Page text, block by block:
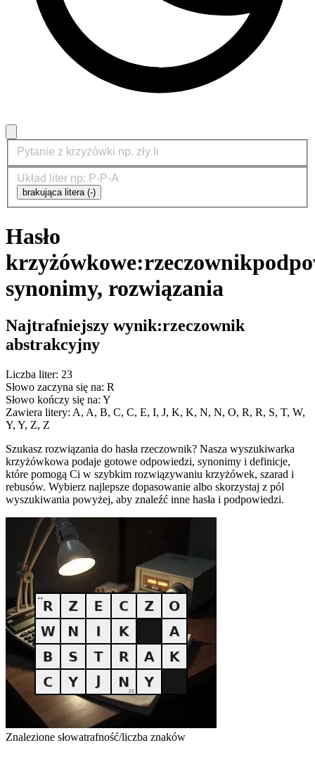
brakująca litera (-)
Hasło
krzyżówkowe:rzeczownik
synonimy, rozwiązania
Najtrafniejszy wynik:rzeczownik
abstrakcyjny
Liczba liter: 23
Słowo zaczyna się na: R
Słowo kończy się na: Y
Zawiera litery: A, A, B, C, C, E, I, J, K, K, N, N, O, R, R, S, T, W,
Y, Y, Z, Z
Szukasz rozwiązania do hasła rzeczownik? Nasza wyszukiwarka
krzyżówkowa podaje gotowe odpowiedzi, synonimy i definicje,
które pomogą Ci w szybkim rozwiązywaniu krzyżówek, szarad i
rebusów. Wybierz najlepsze dopasowanie albo skorzystaj z pól
wyszukiwania powyżej, aby znaleźć inne hasła i podpowiedzi.
Znalezione słowatrafność/liczba znaków